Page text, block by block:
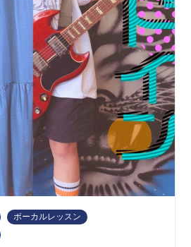
ボーカルレッスン